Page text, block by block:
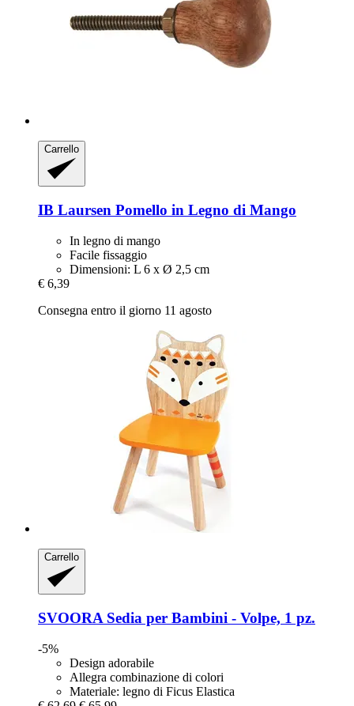
Carrello
IB Laursen Pomello in Legno di Mango
In legno di mango
Facile fissaggio
Dimensioni: L 6 x Ø 2,5 cm
€ 6,39
Consegna entro il giorno 11 agosto
Carrello
SVOORA Sedia per Bambini -​ Volpe, 1 pz.
-5%
Design adorabile
Allegra combinazione di colori
Materiale: legno di Ficus Elastica